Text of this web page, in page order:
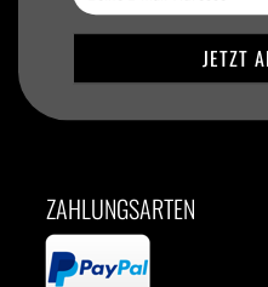
ZAHLUNGSARTEN